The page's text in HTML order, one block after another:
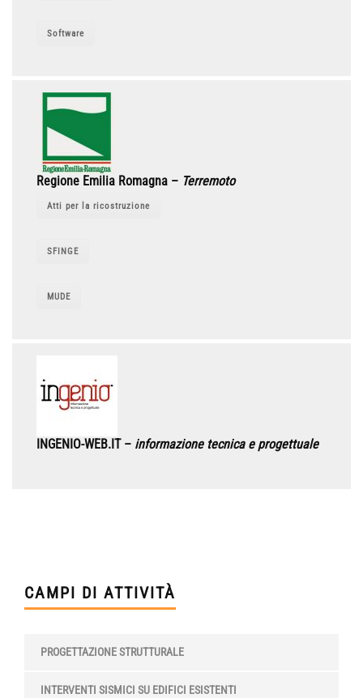
Software
Regione Emilia Romagna – Terremoto
Atti per la ricostruzione
SFINGE
MUDE
INGENIO-WEB.IT – informazione tecnica e progettuale
CAMPI DI ATTIVITÀ
PROGETTAZIONE STRUTTURALE
INTERVENTI SISMICI SU EDIFICI ESISTENTI